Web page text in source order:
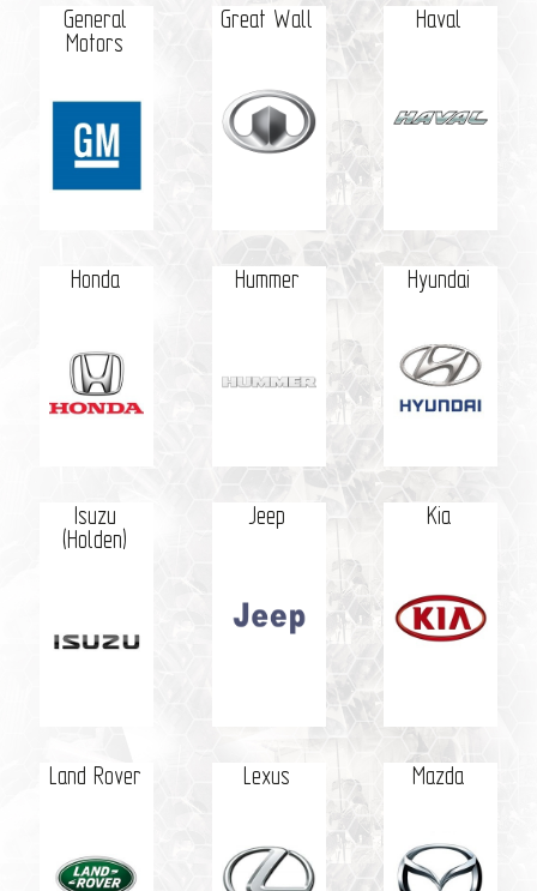
General
Motors
Great Wall Haval
Honda Hummer Hyundai
Isuzu
(Holden)
Jeep Kia
Land Rover Lexus Mazda